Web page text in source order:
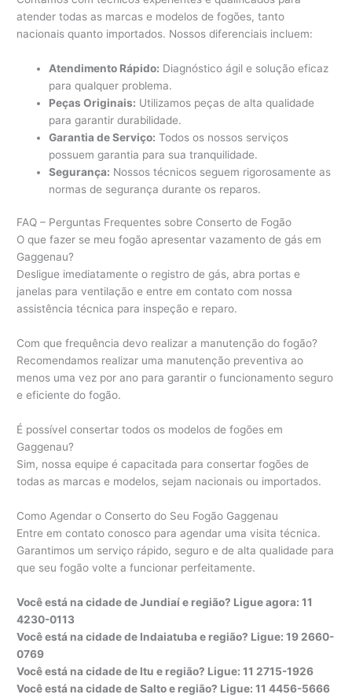
atender todas as marcas e modelos de fogões, tanto
nacionais quanto importados. Nossos diferenciais incluem:
Atendimento Rápido: Diagnóstico ágil e solução eficaz
para qualquer problema.
Peças Originais: Utilizamos peças de alta qualidade
para garantir durabilidade.
Garantia de Serviço: Todos os nossos serviços
possuem garantia para sua tranquilidade.
Segurança: Nossos técnicos seguem rigorosamente as
normas de segurança durante os reparos.
FAQ – Perguntas Frequentes sobre Conserto de Fogão
O que fazer se meu fogão apresentar vazamento de gás em
Gaggenau?
Desligue imediatamente o registro de gás, abra portas e
janelas para ventilação e entre em contato com nossa
assistência técnica para inspeção e reparo.
Com que frequência devo realizar a manutenção do fogão?
Recomendamos realizar uma manutenção preventiva ao
menos uma vez por ano para garantir o funcionamento seguro
e eficiente do fogão.
É possível consertar todos os modelos de fogões em
Gaggenau?
Sim, nossa equipe é capacitada para consertar fogões de
todas as marcas e modelos, sejam nacionais ou importados.
Como Agendar o Conserto do Seu Fogão Gaggenau
Entre em contato conosco para agendar uma visita técnica.
Garantimos um serviço rápido, seguro e de alta qualidade para
que seu fogão volte a funcionar perfeitamente.
Você está na cidade de Jundiaí e região? Ligue agora: 11
4230-0113
Você está na cidade de Indaiatuba e região? Ligue: 19 2660-
0769
Você está na cidade de Itu e região? Ligue: 11 2715-1926
Você está na cidade de Salto e região? Ligue: 11 4456-5666